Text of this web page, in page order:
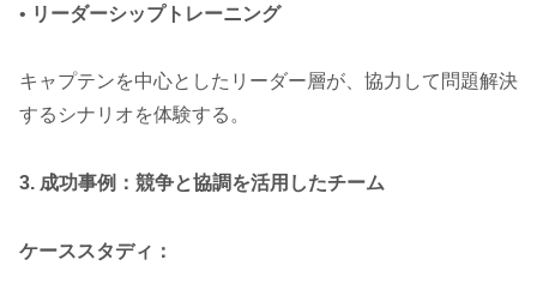
• リーダーシップトレーニング
キャプテンを中心としたリーダー層が、協力して問題解決
するシナリオを体験する。
3. 成功事例：競争と協調を活用したチーム
ケーススタディ：